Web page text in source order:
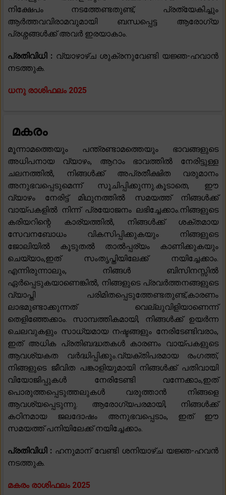
നിക്ഷേപം നടത്തേണ്ടതുണ്ട്, പ്രത്യേകിച്ചും
ആർത്തവവിരാമവുമായി ബന്ധപ്പെട്ട ആരോഗ്യ
പ്രശ്നങ്ങൾക്ക് അവർ ഇരയാകാം.
പ്രതിവിധി : വ്യാഴാഴ്ച ശുക്രനുവേണ്ടി യജ്ഞ-ഹവാൻ
നടത്തുക.
ധനു രാശിഫലം 2025
മകരം
മൂന്നാമത്തെയും പന്ത്രണ്ടാമത്തെയും ഭാവങ്ങളുടെ
അധിപനായ വ്യാഴം, ആറാം ഭാവത്തിൽ നേരിട്ടുള്ള
ചലനത്തിൽ, നിങ്ങൾക്ക് അപ്രതീക്ഷിത വരുമാനം
അനുഭവപ്പെടുമെന്ന് സൂചിപ്പിക്കുന്നു.കൂടാതെ, ഈ
വ്യാഴം നേരിട്ട് മിഥുനത്തിൽ സമയത്ത് നിങ്ങൾക്ക്
വായ്പകളിൽ നിന്ന് പ്രയോജനം ലഭിച്ചേക്കാം.നിങ്ങളുടെ
കരിയറിന്റെ കാര്യത്തിൽ, നിങ്ങൾക്ക് ശക്തമായ
സേവനബോധം വികസിപ്പിക്കുകയും നിങ്ങളുടെ
ജോലിയിൽ കൂടുതൽ താൽപ്പര്യം കാണിക്കുകയും
ചെയ്യാം,ഇത് സംതൃപ്തിയിലേക്ക് നയിച്ചേക്കാം.
എന്നിരുന്നാലും, നിങ്ങൾ ബിസിനസ്സിൽ
ഏർപ്പെടുകയാണെങ്കിൽ, നിങ്ങളുടെ പ്രവർത്തനങ്ങളുടെ
വ്യാപ്തി പരിമിതപ്പെടുത്തേണ്ടതുണ്ട്,കാരണം
ലാഭമുണ്ടാക്കുന്നത് വെല്ലുവിളിയാണെന്ന്
തെളിഞ്ഞേക്കാം. സാമ്പത്തികമായി, നിങ്ങൾക്ക് ഉയർന്ന
ചെലവുകളും സാധ്യമായ നഷ്ടങ്ങളും നേരിടേണ്ടിവരാം,
ഇത് അധിക പ്രതിബദ്ധതകൾ കാരണം വായ്പകളുടെ
ആവശ്യകത വർദ്ധിപ്പിക്കും.വ്യക്തിപരമായ രംഗത്ത്,
നിങ്ങളുടെ ജീവിത പങ്കാളിയുമായി നിങ്ങൾക്ക് പതിവായി
വിയോജിപ്പുകൾ നേരിടേണ്ടി വന്നേക്കാം,ഇത്
പൊരുത്തപ്പെടുത്തലുകൾ വരുത്താൻ നിങ്ങളെ
ആവശ്യപ്പെടുന്നു. ആരോഗ്യപരമായി, നിങ്ങൾക്ക്
കഠിനമായ ജലദോഷം അനുഭവപ്പെടാം, ഇത് ഈ
സമയത്ത് പനിയിലേക്ക് നയിച്ചേക്കാം.
പ്രതിവിധി : ഹനുമാന് വേണ്ടി ശനിയാഴ്ച യജ്ഞ-ഹവൻ
നടത്തുക.
മകരം രാശിഫലം 2025